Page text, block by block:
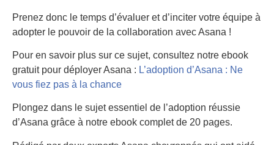
Prenez donc le temps d’évaluer et d’inciter votre équipe à
adopter le pouvoir de la collaboration avec Asana !
Pour en savoir plus sur ce sujet, consultez notre ebook
gratuit pour déployer Asana : L’adoption d’Asana : Ne
vous fiez pas à la chance
Plongez dans le sujet essentiel de l’adoption réussie
d’Asana grâce à notre ebook complet de 20 pages.